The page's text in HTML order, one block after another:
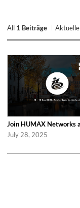
All 1 Beiträge
July 28, 2025